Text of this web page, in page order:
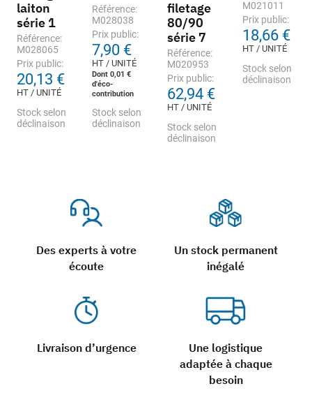
Des experts à votre
écoute
Un stock permanent
inégalé
Livraison d’urgence
Une logistique
adaptée à chaque
besoin
laiton
série 1
Référence:
M028065
Prix public:
20,13 €
HT / UNITÉ
Stock selon
déclinaison
Référence:
M028038
Prix public:
7,90 €
HT / UNITÉ
Dont 0,01 €
d'éco-
contribution
Stock selon
déclinaison
filetage
80/90
série 7
Référence:
M020953
Prix public:
62,94 €
HT / UNITÉ
Stock selon
déclinaison
M021011
Prix public:
18,66 €
HT / UNITÉ
Stock selon
déclinaison